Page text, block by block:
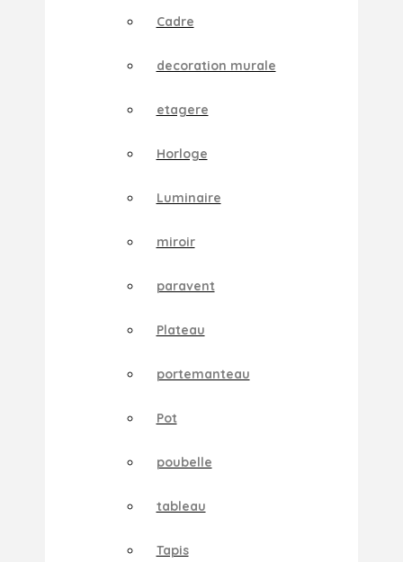
Cadre
decoration murale
etagere
Horloge
Luminaire
miroir
paravent
Plateau
portemanteau
Pot
poubelle
tableau
Tapis